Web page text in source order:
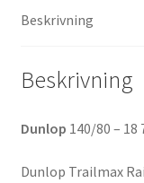
mängd
Beskrivning
Beskrivning
Dunlop 140/80 – 18
Dunlop Trailmax